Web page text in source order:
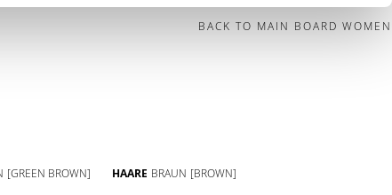
BACK TO MAIN BOARD WOMEN
[GREEN BROWN] HAARE BRAUN [BROWN]